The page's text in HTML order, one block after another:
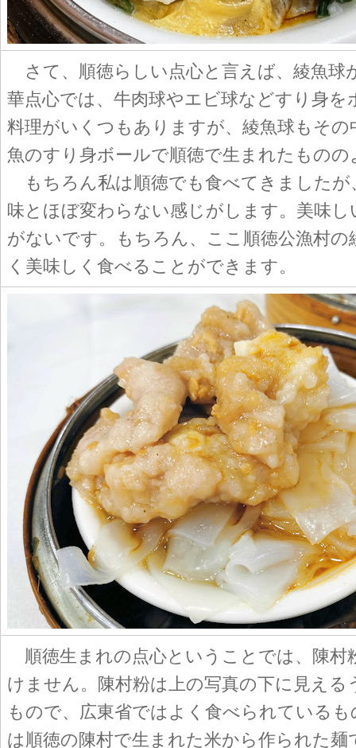
さて、順徳らしい点心と言えば、綾魚球
華点心では、牛肉球やエビ球などすり身を
料理がいくつもありますが、綾魚球もその
魚のすり身ボールで順徳で生まれたものの
もちろん私は順徳でも食べてきましたが
味とほぼ変わらない感じがします。美味し
がないです。もちろん、ここ順徳公漁村の
く美味しく食べることができます。
順徳生まれの点心ということでは、陳村
けません。陳村粉は上の写真の下に見える
もので、広東省ではよく食べられている
は順徳の陳村で生まれた米から作られた麺